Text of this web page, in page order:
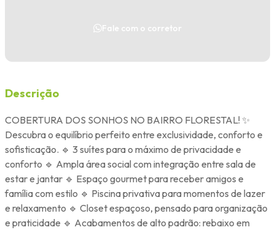
Fale com o corretor
Descrição
COBERTURA DOS SONHOS NO BAIRRO FLORESTAL! ✨
Descubra o equilíbrio perfeito entre exclusividade, conforto e
sofisticação. 🔹 3 suítes para o máximo de privacidade e
conforto 🔹 Ampla área social com integração entre sala de
estar e jantar 🔹 Espaço gourmet para receber amigos e
família com estilo 🔹 Piscina privativa para momentos de lazer
e relaxamento 🔹 Closet espaçoso, pensado para organização
e praticidade 🔹 Acabamentos de alto padrão: rebaixo em